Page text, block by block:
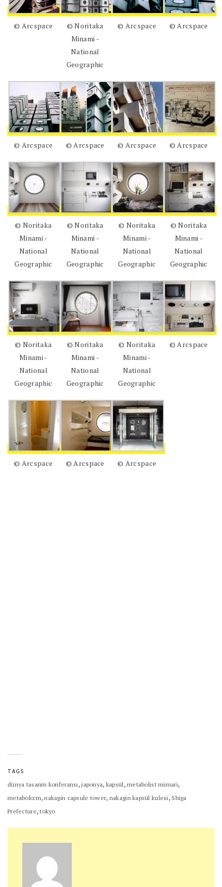
© Arcspace
© Noritaka
Minami -
National
Geographic
© Arcspace © Arcspace
© Arcspace © Arcspace © Arcspace © Arcspace
© Noritaka
Minami -
National
Geographic
© Noritaka
Minami -
National
Geographic
© Noritaka
Minami -
National
Geographic
© Noritaka
Minami -
National
Geographic
© Noritaka
Minami -
National
Geographic
© Noritaka
Minami -
National
Geographic
© Noritaka
Minami -
National
Geographic
© Arcspace
© Arcspace © Arcspace © Arcspace
TAGS
dünya tasarım konferansı,japonya, kapsül,metabolist mimari,
metabolizm,nakagin capsule tower, nakagin kapsül kulesi, Shiga
Prefecture,tokyo